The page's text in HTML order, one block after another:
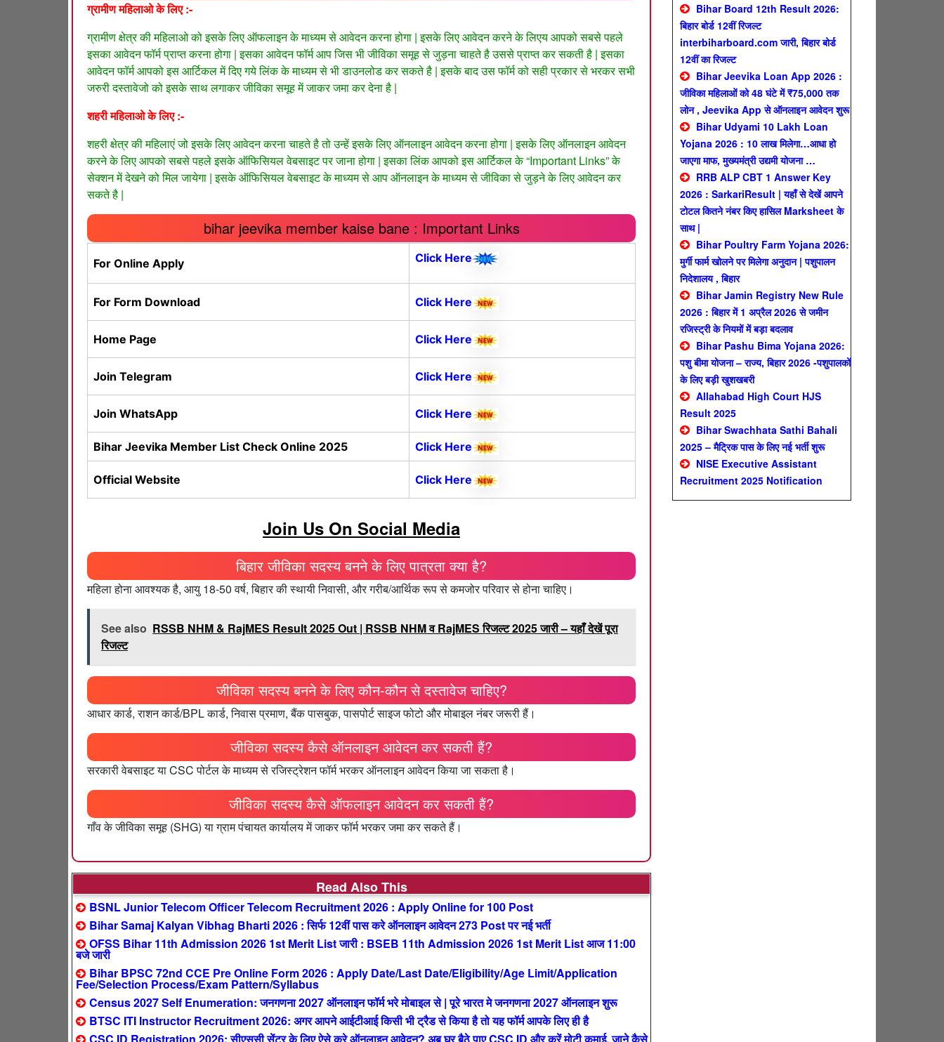
ग्रामीण महिलाओ के लिए :-
ग्रामीण क्षेत्र की महिलाओ को इसके लिए ऑफलाइन के माध्यम से आवेदन करना होगा | इसके लिए आवेदन करने के लिएय आपको सबसे पहले
इसका आवेदन फॉर्म प्राप्त करना होगा | इसका आवेदन फॉर्म आप जिस भी जीविका समूह से जुड़ना चाहते है उससे प्राप्त कर सकती है | इसका
आवेदन फॉर्म आपको इस आर्टिकल में दिए गये लिंक के माध्यम से भी डाउनलोड कर सकते है | इसके बाद उस फॉर्म को सही प्रकार से भरकर सभी
जरुरी दस्तावेजो को इसके साथ लगाकर जीविका समूह में जाकर जमा कर देना है |
शहरी महिलाओ के लिए :-
शहरी क्षेत्र की महिलाएं जो इसके लिए आवेदन करना चाहते है तो उन्हें इसके लिए ऑनलाइन आवेदन करना होगा | इसके लिए ऑनलाइन आवेदन
करने के लिए आपको सबसे पहले इसके ऑफिसियल वेबसाइट पर जाना होगा | इसका लिंक आपको इस आर्टिकल के “Important Links” के
सेक्शन में देखने को मिल जायेगा | इसके ऑफिसियल वेबसाइट के माध्यम से आप ऑनलाइन के माध्यम से जीविका से जुड़ने के लिए आवेदन कर
सकते है |
bihar jeevika member kaise bane : Important Links
For Online Apply Click Here
For Form Download Click Here
Home Page Click Here
Join Telegram Click Here
Join WhatsApp Click Here
Bihar Jeevika Member List Check Online 2025 Click Here
Official Website Click Here
Join Us On Social Media
बिहार जीविका सदस्य बनने के लिए पात्रता क्या है?
महिला होना आवश्यक है, आयु 18-50 वर्ष, बिहार की स्थायी निवासी, और गरीब/आर्थिक रूप से कमजोर परिवार से होना चाहिए।
See also RSSB NHM & RajMES Result 2025 Out | RSSB NHM व RajMES रिजल्ट 2025 जारी – यहाँ देखें पूरा
रिजल्ट
जीविका सदस्य बनने के लिए कौन-कौन से दस्तावेज चाहिए?
आधार कार्ड, राशन कार्ड/BPL कार्ड, निवास प्रमाण, बैंक पासबुक, पासपोर्ट साइज फोटो और मोबाइल नंबर जरूरी हैं।
जीविका सदस्य कैसे ऑनलाइन आवेदन कर सकती हैं?
सरकारी वेबसाइट या CSC पोर्टल के माध्यम से रजिस्ट्रेशन फॉर्म भरकर ऑनलाइन आवेदन किया जा सकता है।
जीविका सदस्य कैसे ऑफलाइन आवेदन कर सकती हैं?
गाँव के जीविका समूह (SHG) या ग्राम पंचायत कार्यालय में जाकर फॉर्म भरकर जमा कर सकते हैं।
Read Also This
BSNL Junior Telecom Officer Telecom Recruitment 2026 : Apply Online for 100 Post
Bihar Samaj Kalyan Vibhag Bharti 2026 : सिर्फ 12वीं पास करे ऑनलाइन आवेदन 273 Post पर नई भर्ती
OFSS Bihar 11th Admission 2026 1st Merit List जारी : BSEB 11th Admission 2026 1st Merit List आज 11:00
बजे जारी
Bihar BPSC 72nd CCE Pre Online Form 2026 : Apply Date/Last Date/Eligibility/Age Limit/Application
Fee/Selection Process/Exam Pattern/Syllabus
Census 2027 Self Enumeration: जनगणना 2027 ऑनलाइन फॉर्म भरे मोबाइल से | पूरे भारत मे जनगणना 2027 ऑनलाइन शुरू
BTSC ITI Instructor Recruitment 2026: अगर आपने आईटीआई किसी भी ट्रैड से किया है तो यह फॉर्म आपके लिए ही है
Bihar Board 12th Result 2026:
बिहार बोर्ड 12वीं रिजल्ट
interbiharboard.com जारी, बिहार बोर्ड
12वीं का रिजल्ट
Bihar Jeevika Loan App 2026 :
जीविका महिलाओं को 48 घंटे में ₹75,000 तक
लोन , Jeevika App से ऑनलाइन आवेदन शुरू
Bihar Udyami 10 Lakh Loan
Yojana 2026 : 10 लाख मिलेगा…आधा हो
जाएगा माफ, मुख्यमंत्री उद्यमी योजना …
RRB ALP CBT 1 Answer Key
2026 : SarkariResult | यहाँ से देखें आपने
टोटल कितने नंबर किए हासिल Marksheet के
साथ |
Bihar Poultry Farm Yojana 2026:
मुर्गी फार्म खोलने पर मिलेगा अनुदान | पशुपालन
निदेशालय , बिहार
Bihar Jamin Registry New Rule
2026 : बिहार में 1 अप्रैल 2026 से जमीन
रजिस्ट्री के नियमों में बड़ा बदलाव
Bihar Pashu Bima Yojana 2026:
पशु बीमा योजना – राज्य, बिहार 2026 -पशुपालकों
के लिए बड़ी खुशखबरी
Allahabad High Court HJS
Result 2025
Bihar Swachhata Sathi Bahali
2025 – मैट्रिक पास के लिए नई भर्ती शुरू
NISE Executive Assistant
Recruitment 2025 Notification